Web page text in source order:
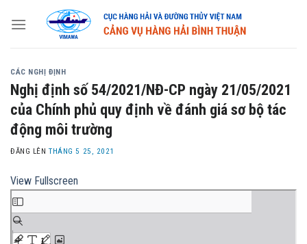
CÁC NGHỊ ĐỊNH
Nghị định số 54/2021/NĐ-CP ngày 21/05/2021
của Chính phủ quy định về đánh giá sơ bộ tác
động môi trường
ĐĂNG LÊNTHÁNG 5 25, 2021
View Fullscreen